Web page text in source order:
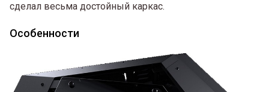
сделал весьма достойный каркас.
Особенности